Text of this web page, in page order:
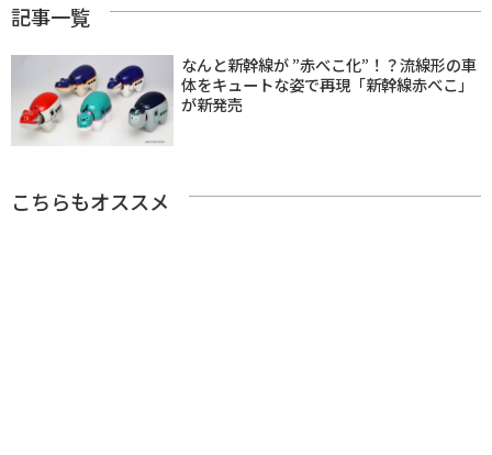
記事一覧
なんと新幹線が ”赤べこ化”！？流線形の車
体をキュートな姿で再現「新幹線赤べこ」
が新発売
こちらもオススメ